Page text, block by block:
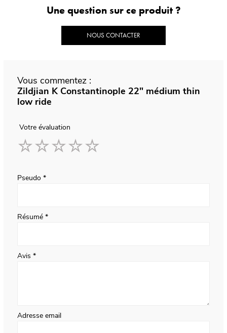
Une question sur ce produit ?
NOUS CONTACTER
Vous commentez :
Zildjian K Constantinople 22" médium thin
low ride
Votre évaluation
Pseudo
Résumé
Avis
Adresse email